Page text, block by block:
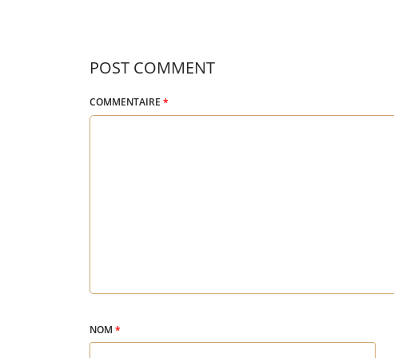
POST COMMENT
COMMENTAIRE *
NOM *